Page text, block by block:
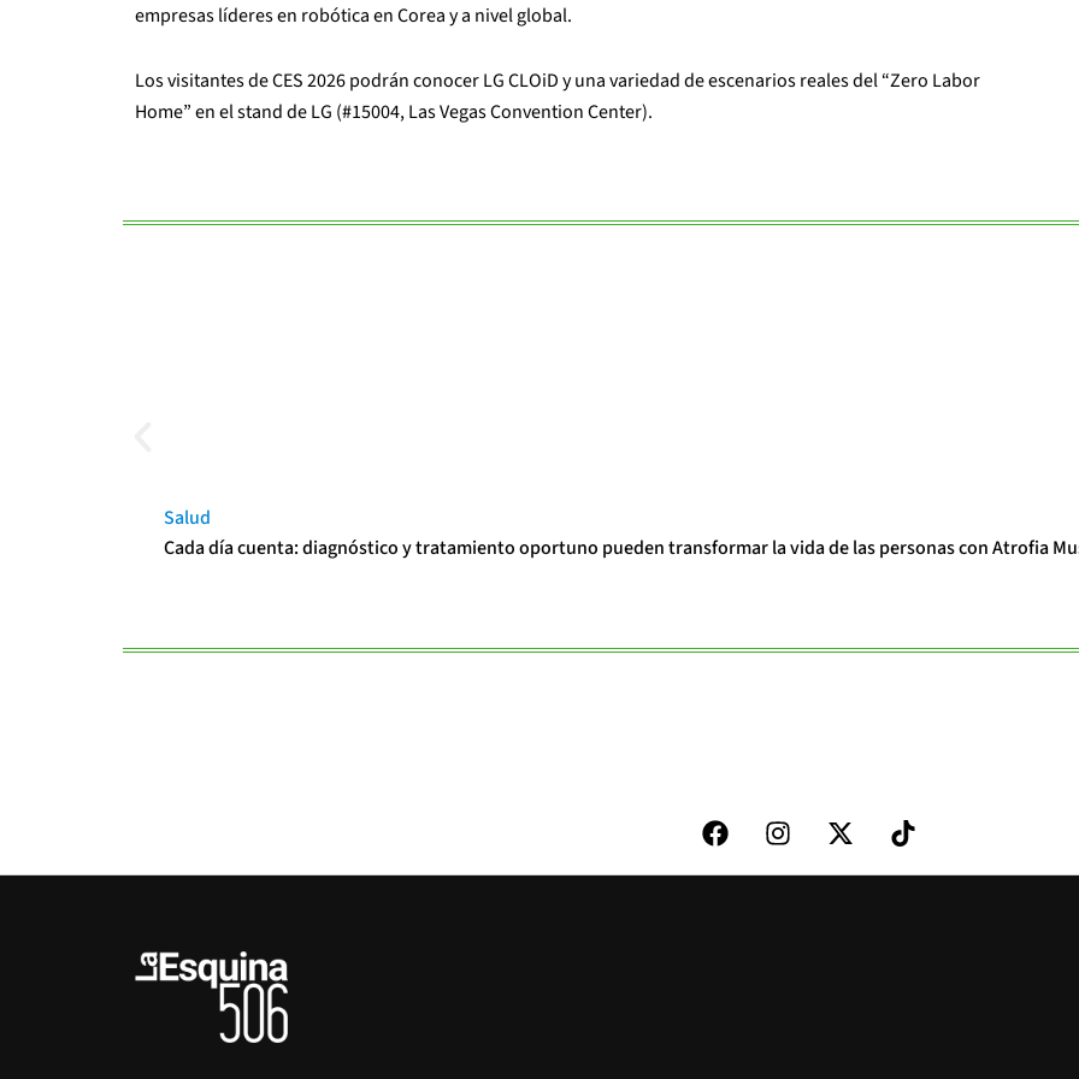
empresas líderes en robótica en Corea y a nivel global.
Los visitantes de CES 2026 podrán conocer LG CLOiD y una variedad de escenarios reales del “Zero Labor
Home” en el stand de LG (#15004, Las Vegas Convention Center).
Salud
Cada día cuenta: diagnóstico y tratamiento oportuno pueden transformar la vida de las personas con Atrofia